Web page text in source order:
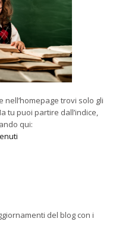
nell’homepage trovi solo gli
tu puoi partire dall’indice,
qui:
del blog con i